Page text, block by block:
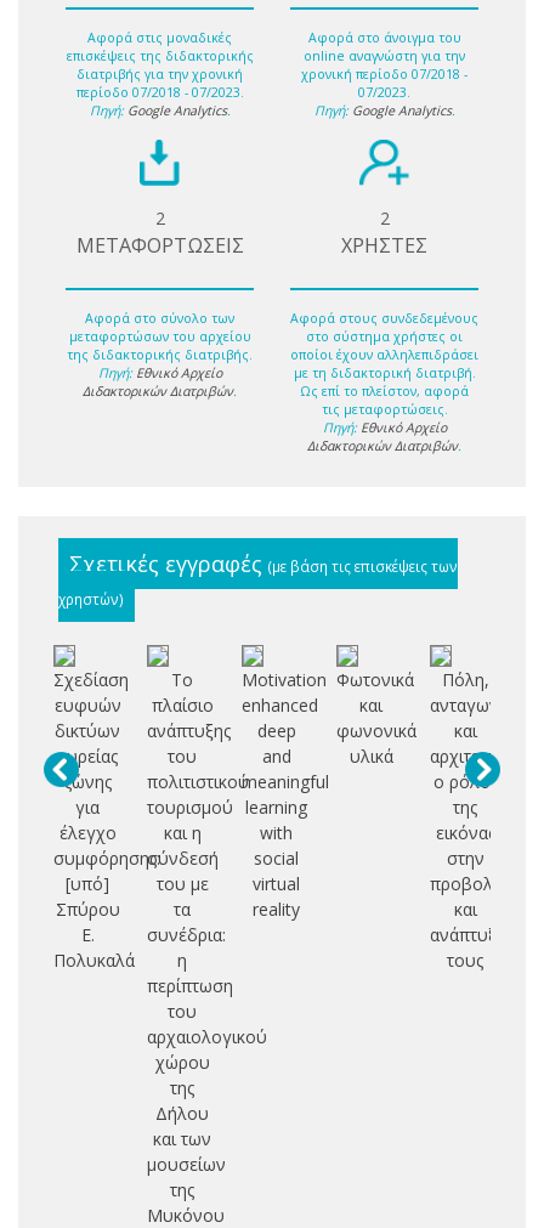
Αφορά στις μοναδικές
επισκέψεις της διδακτορικής
διατριβής για την χρονική
περίοδο 07/2018 - 07/2023.
Πηγή: Google Analytics.
Αφορά στο άνοιγμα του
online αναγνώστη για την
χρονική περίοδο 07/2018 -
07/2023.
Πηγή: Google Analytics.
2
ΜΕΤΑΦΟΡΤΩΣΕΙΣ
Αφορά στο σύνολο των
μεταφορτώσων του αρχείου
της διδακτορικής διατριβής.
Πηγή: Εθνικό Αρχείο
Διδακτορικών Διατριβών.
2
ΧΡΗΣΤΕΣ
Αφορά στους συνδεδεμένους
στο σύστημα χρήστες οι
οποίοι έχουν αλληλεπιδράσει
με τη διδακτορική διατριβή.
Ως επί το πλείστον, αφορά
τις μεταφορτώσεις.
Πηγή: Εθνικό Αρχείο
Διδακτορικών Διατριβών.
Σχετικές εγγραφές (με βάση τις επισκέψεις των
χρηστών)
Σχεδίαση
ευφυών
δικτύων
ευρείας
ζώνης
για
έλεγχο
συμφόρησης:
[υπό]
Σπύρου
Ε.
Πολυκαλά
Το
πλαίσιο
ανάπτυξης
του
πολιτιστικού
τουρισμού
και η
σύνδεσή
του με
τα
συνέδρια:
η
περίπτωση
του
αρχαιολογικού
χώρου
της
Δήλου
και των
μουσείων
της
Μυκόνου
Motivation
enhanced
deep
and
meaningful
learning
with
social
virtual
reality
Φωτονικά
και
φωνονικά
υλικά
Πόλη,
και
αρχιτεκτονική:
ο ρόλος
της
εικόνας
στην
προβολή
και
ανάπτυξή
τους